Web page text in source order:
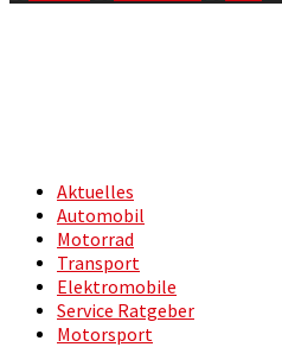
Aktuelles
Automobil
Motorrad
Transport
Elektromobile
Service Ratgeber
Motorsport